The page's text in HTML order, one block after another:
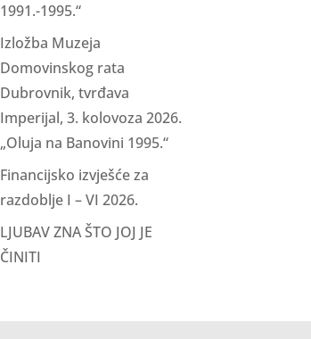
1991.-1995.“
Izložba Muzeja
Domovinskog rata
Dubrovnik, tvrđava
Imperijal, 3. kolovoza 2026.
„Oluja na Banovini 1995.“
Financijsko izvješće za
razdoblje I – VI 2026.
LJUBAV ZNA ŠTO JOJ JE
ČINITI